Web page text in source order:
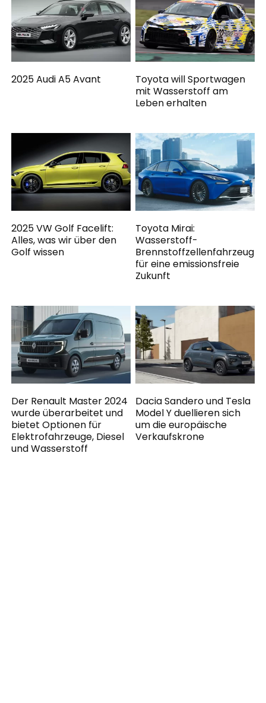
2025 Audi A5 Avant
Toyota will Sportwagen
mit Wasserstoff am
Leben erhalten
2025 VW Golf Facelift:
Alles, was wir über den
Golf wissen
Toyota Mirai:
Wasserstoff-
Brennstoffzellenfahrzeug
für eine emissionsfreie
Zukunft
Der Renault Master 2024
wurde überarbeitet und
bietet Optionen für
Elektrofahrzeuge, Diesel
und Wasserstoff
Dacia Sandero und Tesla
Model Y duellieren sich
um die europäische
Verkaufskrone